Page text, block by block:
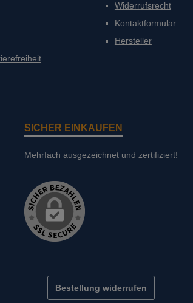
Widerrufsrecht
Kontaktformular
Hersteller
SICHER EINKAUFEN
Mehrfach ausgezeichnet und zertifiziert!
Bestellung widerrufen